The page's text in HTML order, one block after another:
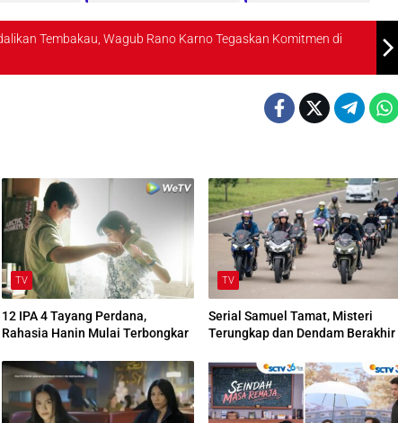
Tembakau, Wagub Rano Karno Tegaskan Komitmen di
TV
12 IPA 4 Tayang Perdana,
Rahasia Hanin Mulai Terbongkar
TV
Serial Samuel Tamat, Misteri
Terungkap dan Dendam Berakhir